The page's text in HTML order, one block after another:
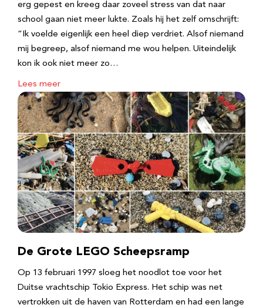
erg gepest en kreeg daar zoveel stress van dat naar
school gaan niet meer lukte. Zoals hij het zelf omschrijft:
“Ik voelde eigenlijk een heel diep verdriet. Alsof niemand
mij begreep, alsof niemand me wou helpen. Uiteindelijk
kon ik ook niet meer zo…
Lees meer
De Grote LEGO Scheepsramp
Op 13 februari 1997 sloeg het noodlot toe voor het
Duitse vrachtschip Tokio Express. Het schip was net
vertrokken uit de haven van Rotterdam en had een lange